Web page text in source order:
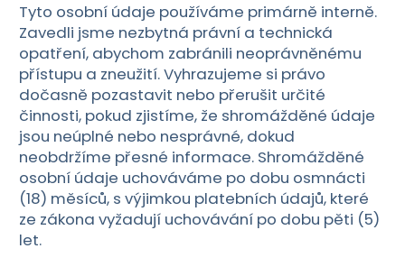
Tyto osobní údaje používáme primárně interně.
Zavedli jsme nezbytná právní a technická
opatření, abychom zabránili neoprávněnému
přístupu a zneužití. Vyhrazujeme si právo
dočasně pozastavit nebo přerušit určité
činnosti, pokud zjistíme, že shromážděné údaje
jsou neúplné nebo nesprávné, dokud
neobdržíme přesné informace. Shromážděné
osobní údaje uchováváme po dobu osmnácti
(18) měsíců, s výjimkou platebních údajů, které
ze zákona vyžadují uchovávání po dobu pěti (5)
let.